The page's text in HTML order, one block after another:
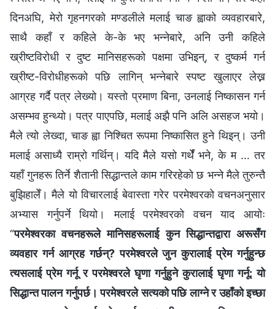
दिनअघि, मेरो गृहनगरको मण्डलीले मलाई चाङ ह्वाको व्यवहारबारे,
साथै कहाँ र कहिले के-के भए भन्‍नेबारे, अनि उनी कहिले
ख्रीष्‍टविरोधी र दुष्‍ट मानिसहरूको पक्षमा उभिइन्, र दुष्कर्म गर्न
ख्रीष्‍ट-विरोधीहरूको पछि लागिन् भन्‍नेबारे स्पष्‍ट खुलाएर लेख्न
आग्रह गर्दै पत्र लेख्यो। यस्तो प्रमाण बिना, उनलाई निष्कासन गर्न
असम्भव हुन्थ्यो। पत्र पाएपछि, मलाई अझै पनि अलि असहज भयो।
मैले त्यो लेख्दा, चाङ ह्वा निश्‍चित रूपमा निष्कासित हुने थिइन्। उनी
मलाई असाध्यै राम्रो गर्थिन्। यदि मैले यसो गर्थेँ भने, के म … तर
यहाँ गुनहरू तिर्ने शैतानी सिद्धान्तले काम गरिरहेको छ भन्ने मैले तुरुन्तै
बुझिहालेँ। मैले यो विचारलाई बेवास्ता गरेर परमेश्‍वरको वचनअनुसार
अभ्यास गर्नुपर्ने थियो। मलाई परमेश्‍वरको वचन याद आयोः
“परमेश्‍वरका वचनहरूले मानिसहरूलाई कुन सिद्धान्तद्वारा अरूसँग
व्यवहार गर्न आग्रह गर्छन्? परमेश्‍वरले जुन कुरालाई प्रेम गर्नुहुन्छ
त्यसलाई प्रेम गर्नू र परमेश्‍वरले घृणा गर्नुहुने कुरालाई घृणा गर्नू: यो
सिद्धान्त पालन गर्नुपर्छ। परमेश्‍वरले सत्यको पछि लाग्ने र उहाँको इच्छा